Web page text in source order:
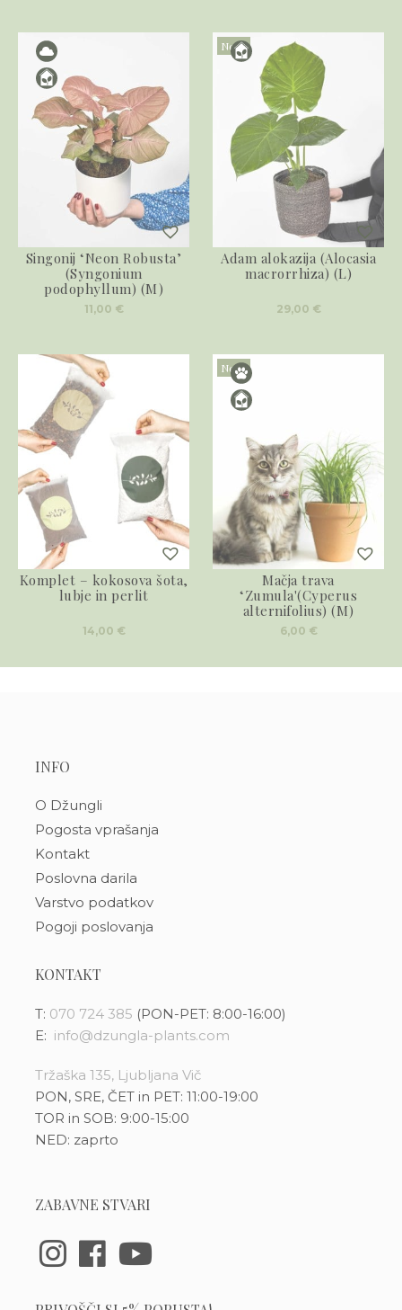
Singonij ‘Neon Robusta’
(Syngonium
podophyllum) (M)
11,00 €
Novo
Adam alokazija (Alocasia
macrorrhiza) (L)
29,00 €
Komplet – kokosova šota,
lubje in perlit
14,00 €
Novo
Mačja trava
‘Zumula'(Cyperus
alternifolius) (M)
6,00 €
INFO
O Džungli
Pogosta vprašanja
Kontakt
Poslovna darila
Varstvo podatkov
Pogoji poslovanja
KONTAKT
T: 070 724 385 (PON-PET: 8:00-16:00)
E: info@dzungla-plants.com
Tržaška 135, Ljubljana Vič
PON, SRE, ČET in PET: 11:00-19:00
TOR in SOB: 9:00-15:00
NED: zaprto
ZABAVNE STVARI